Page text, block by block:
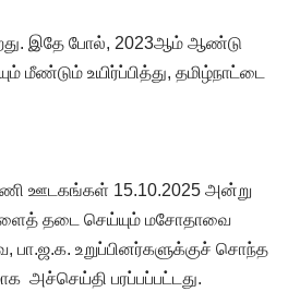
இதே போல், 2023ஆம் ஆண்டு
மீண்டும் உயிர்ப்பித்து, தமிழ்நாட்டை
ஊடகங்கள் 15.10.2025 அன்று
தடை செய்யும் மசோதாவை
உறுப்பினர்களுக்குச் சொந்த
பரப்பப்பட்டது.